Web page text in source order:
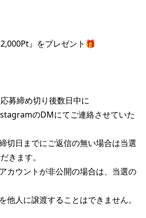
2,000Pt』をプレゼント🎁
募締め切り後数日中に
のDMにてご連絡させていた
切日までにご返信の無い場合は当選
きます。
カウントが非公開の場合は、当選の
他人に譲渡することはできません。